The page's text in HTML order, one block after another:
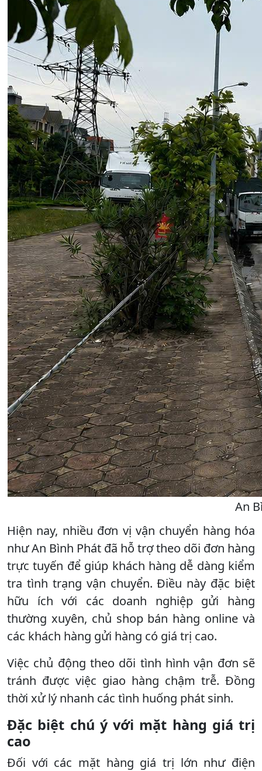
An
Hiện nay, nhiều đơn vị vận chuyển hàng hóa
như An Bình Phát đã hỗ trợ theo dõi đơn hàng
trực tuyến để giúp khách hàng dễ dàng kiểm
tra tình trạng vận chuyển. Điều này đặc biệt
hữu ích với các doanh nghiệp gửi hàng
thường xuyên, chủ shop bán hàng online và
các khách hàng gửi hàng có giá trị cao.
Việc chủ động theo dõi tình hình vận đơn sẽ
tránh được việc giao hàng chậm trễ. Đồng
thời xử lý nhanh các tình huống phát sinh.
Đặc biệt chú ý với mặt hàng giá trị
cao
Đối với các mặt hàng giá trị lớn như điện